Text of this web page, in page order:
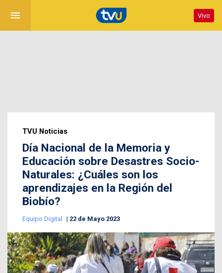
menu Vivo
TVU Noticias
Día Nacional de la Memoria y
Educación sobre Desastres Socio-
Naturales: ¿Cuáles son los
aprendizajes en la Región del
Biobío?
Equipo Digital 22 de Mayo 2023